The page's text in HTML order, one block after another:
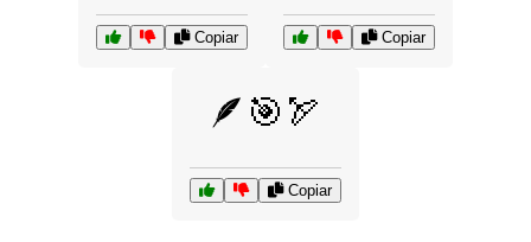
Copiar Copiar
🪶🎯🏹
Copiar